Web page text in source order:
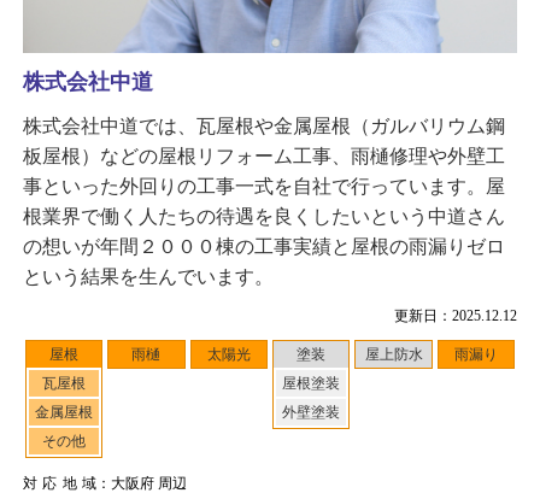
更新日：2025.12.12
屋根
瓦屋根
金属屋根
その他
雨樋 太陽光
塗装
屋根塗装
外壁塗装
屋上防水 雨漏り
対応地域：大阪府 周辺
株式会社中道
株式会社中道では、瓦屋根や金属屋根（ガルバリウム鋼
板屋根）などの屋根リフォーム工事、雨樋修理や外壁工
事といった外回りの工事一式を自社で行っています。屋
根業界で働く人たちの待遇を良くしたいという中道さん
の想いが年間２０００棟の工事実績と屋根の雨漏りゼロ
という結果を生んでいます。